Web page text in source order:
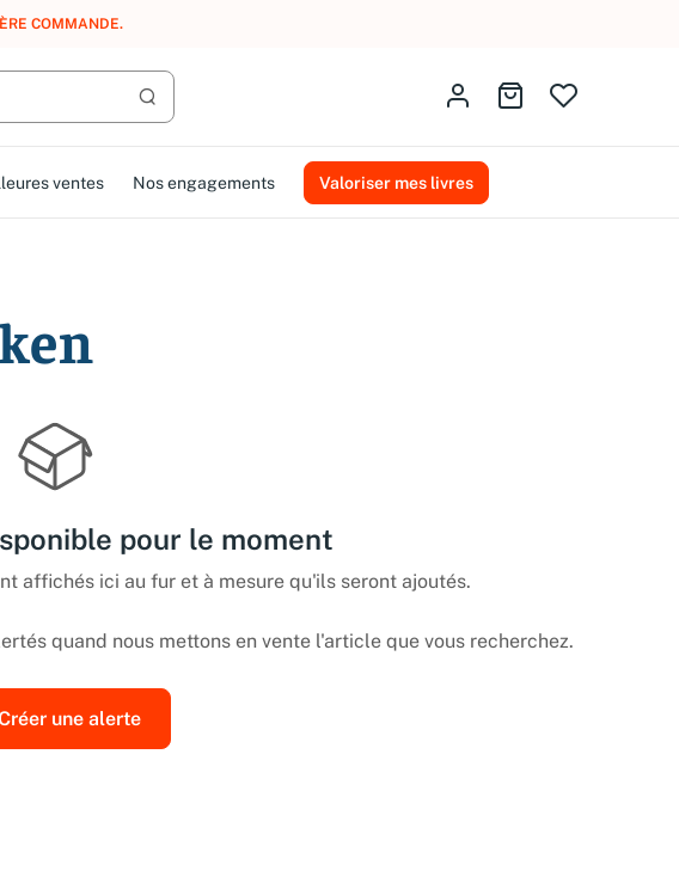
COMMANDE.
Lancer la recherche
Identifiez-vousAller au panier
ventes Nos engagements Valoriser mes livres
pour le moment
affichés ici au fur et à mesure qu'ils seront ajoutés.
quand nous mettons en vente l'article que vous recherchez.
une alerte